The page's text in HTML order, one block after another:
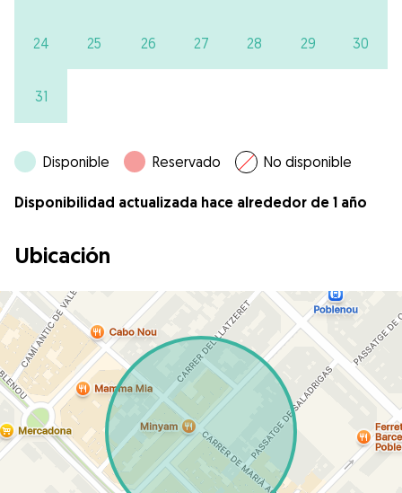
24 25 26 27 28 29 30
31
Disponible Reservado No disponible
Disponibilidad actualizada hace alrededor de 1 año
Ubicación